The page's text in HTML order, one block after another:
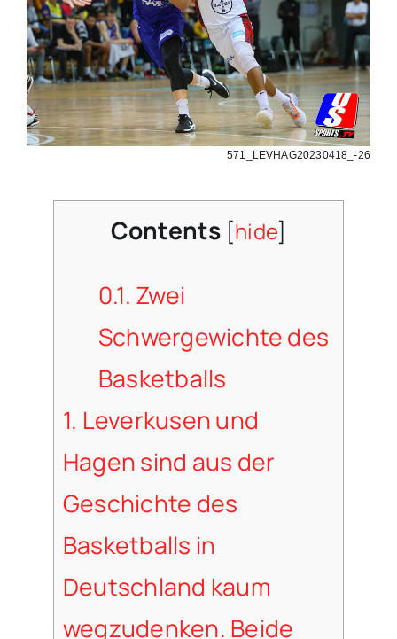
571_LEVHAG20230418_-26
Contents [hide]
0.1. Zwei
Schwergewichte des
Basketballs
1. Leverkusen und
Hagen sind aus der
Geschichte des
Basketballs in
Deutschland kaum
wegzudenken. Beide